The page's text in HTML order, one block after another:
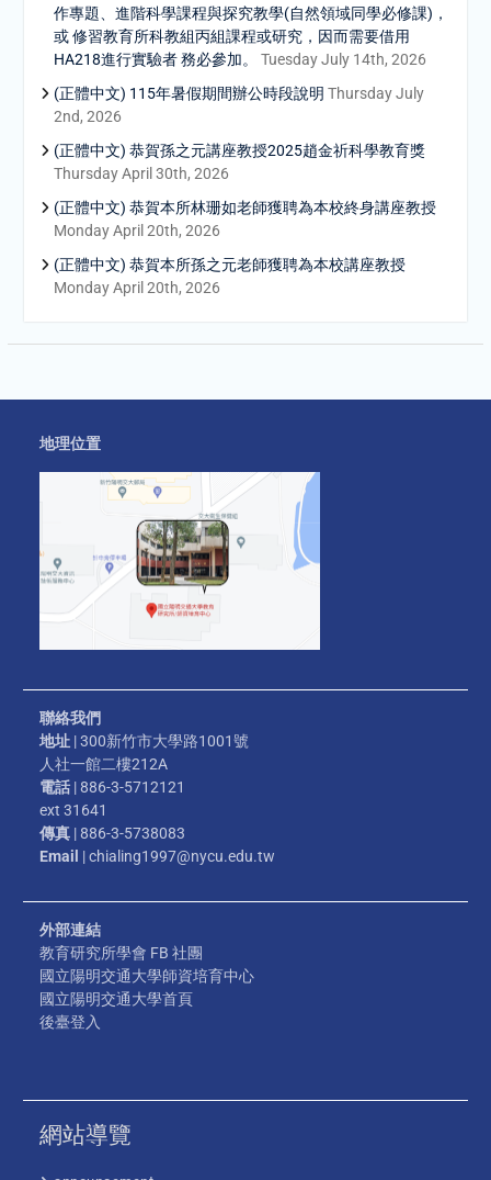
作專題、進階科學課程與探究教學(自然領域同學必修課)，
或 修習教育所科教組丙組課程或研究，因而需要借用
HA218進行實驗者 務必參加。
Tuesday July 14th, 2026
(正體中文) 115年暑假期間辦公時段說明 Thursday July
2nd, 2026
(正體中文) 恭賀孫之元講座教授2025趙金祈科學教育獎
Thursday April 30th, 2026
(正體中文) 恭賀本所林珊如老師獲聘為本校終身講座教授
Monday April 20th, 2026
(正體中文) 恭賀本所孫之元老師獲聘為本校講座教授
Monday April 20th, 2026
地理位置
聯絡我們
地址 | 300新竹市大學路1001號
人社一館二樓212A
電話 | 886-3-5712121
ext 31641
傳真 | 886-3-5738083
Email | chialing1997@nycu.edu.tw
外部連結
教育研究所學會 FB 社團
國立陽明交通大學師資培育中心
國立陽明交通大學首頁
後臺登入
網站導覽